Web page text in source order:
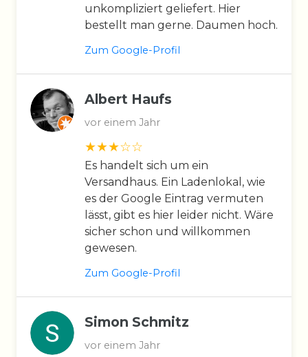
unkompliziert geliefert. Hier
bestellt man gerne. Daumen hoch.
Zum Google-Profil
Albert Haufs
vor einem Jahr
Es handelt sich um ein
Versandhaus. Ein Ladenlokal, wie
es der Google Eintrag vermuten
lässt, gibt es hier leider nicht. Wäre
sicher schon und willkommen
gewesen.
Zum Google-Profil
Simon Schmitz
vor einem Jahr